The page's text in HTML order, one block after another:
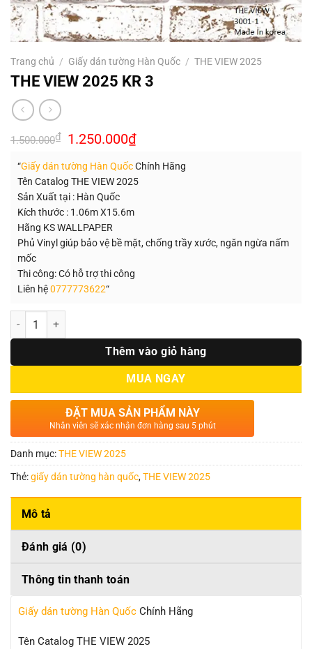
Trang chủ / Giấy dán tường Hàn Quốc / THE VIEW 2025
THE VIEW 2025 KR 3
1.500.000₫ Giá
gốc
1.500.000₫.
1.250.000₫Giá
hiện
là:
1.250.000₫.
“Giấy dán tường Hàn QuốcChính Hãng
Tên Catalog THE VIEW 2025
Sản Xuất tại : Hàn Quốc
Kích thước : 1.06m X15.6m
Hãng KS WALLPAPER
Phủ Vinyl giúp bảo vệ bề mặt, chống trầy xước, ngăn ngừa nấm
mốc
Thi công: Có hỗ trợ thi công
Liên hệ0777773622“
Số lượng
Thêm vào giỏ hàng
MUA NGAY
ĐẶT MUA SẢN PHẨM NÀY
Nhân viên sẽ xác nhận đơn hàng sau 5 phút
Danh mục:THE VIEW 2025
Thẻ:giấy dán tường hàn quốc,THE VIEW 2025
Mô tả
Đánh giá (0)
Thông tin thanh toán
Giấy dán tường Hàn Quốc Chính Hãng
Tên Catalog THE VIEW 2025